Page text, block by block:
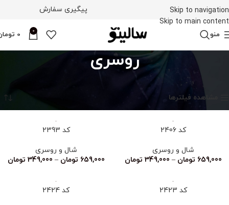
Skip to navigation
Skip to main content
پیگیری سفارش
منو 0
0
روسری
محصولات برچسب خورده “روسری”
مشاهده فیلترها
کد 2406
شال و روسری
659,000 تومان –
349,000 تومان
کد 2393
شال و روسری
659,000 تومان –
349,000 تومان
کد 2423 کد 2424